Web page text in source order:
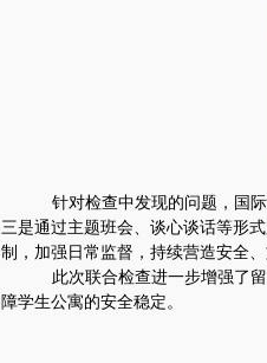
针对检查中发现的问题，国
三是通过主题班会、谈心谈话等形
制，加强日常监督，持续营造安全
此次联合检查进一步增强了
障学生公寓的安全稳定。